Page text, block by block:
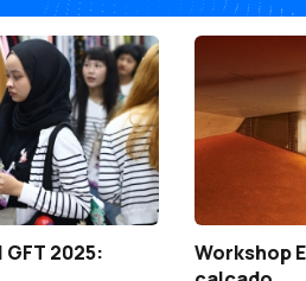
2025:
Workshop